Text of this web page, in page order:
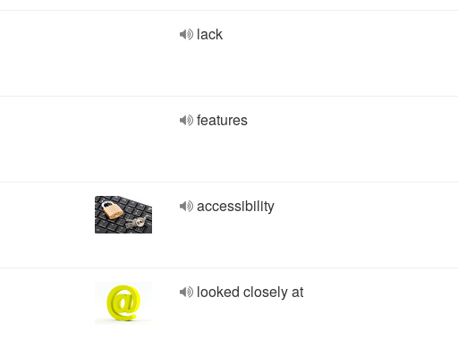
lack
features
accessibility
looked closely at